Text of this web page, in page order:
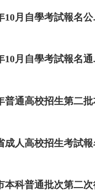
訓完成期限之間進
10月自學考試報名公
10月自學考試報名通
普通高校招生第二批
成人高校招生考試報
本科普通批次第二次